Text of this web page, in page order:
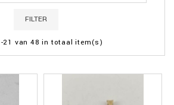
FILTER
21 van 48 in totaal item(s)